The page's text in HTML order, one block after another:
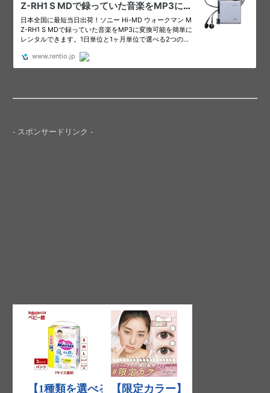
- スポンサードリンク -